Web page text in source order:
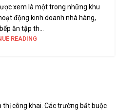
xem là một trong những khu
động kinh doanh nhà hàng,
ăn tập th...
READING
thị công khai. Các trường bắt buộc